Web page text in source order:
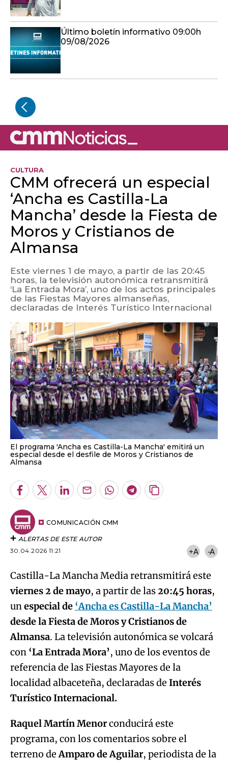
Último boletín informativo 09:00h
09/08/2026
CULTURA
CMM ofrecerá un especial
‘Ancha es Castilla-La
Mancha’ desde la Fiesta de
Moros y Cristianos de
Almansa
Este viernes 1 de mayo, a partir de las 20:45
horas, la televisión autonómica retransmitirá
‘La Entrada Mora’, uno de los actos principales
de las Fiestas Mayores almanseñas,
declaradas de Interés Turístico Internacional
El programa 'Ancha es Castilla-La Mancha' emitirá un
especial desde el desfile de Moros y Cristianos de
Almansa
Facebook
TwitterLinkedInEnviarWhatsapp
Telegram
Copiar
COMUNICACIÓN CMM
ALERTAS DE ESTE AUTOR
30.04.2026 11:21
+A -A
Castilla-La Mancha Media retransmitirá este
viernes 2 de mayo, a partir de las20:45 horas,
unespecial de ‘Ancha es Castilla-La Mancha’
desde la Fiesta de Moros y Cristianos de
Almansa. La televisión autonómica se volcará
con ‘La Entrada Mora’, uno de los eventos de
referencia de las Fiestas Mayores de la
localidad albaceteña, declaradas de Interés
Turístico Internacional.
Raquel Martín Menorconducirá este
programa, con los comentarios sobre el
terreno deAmparo de Aguilar, periodista de la